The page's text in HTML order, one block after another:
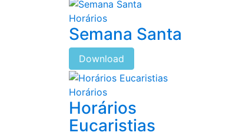
Horários
Semana Santa
Download
Horários
Horários
Eucaristias